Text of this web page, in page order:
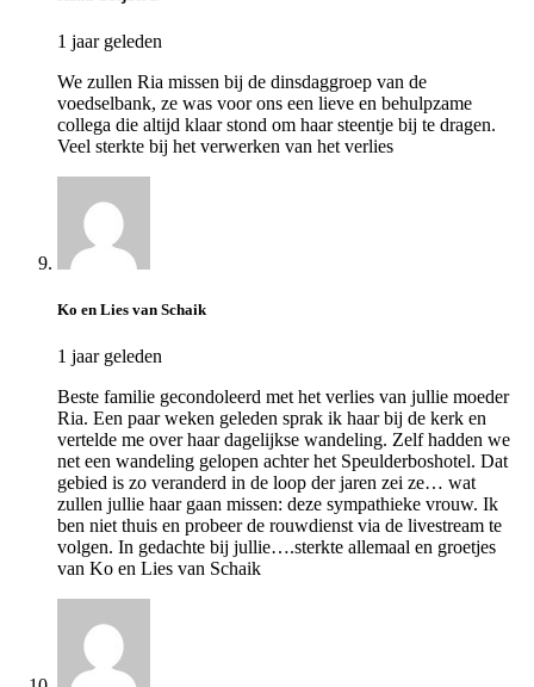
1 jaar geleden
We zullen Ria missen bij de dinsdaggroep van de
voedselbank, ze was voor ons een lieve en behulpzame
collega die altijd klaar stond om haar steentje bij te dragen.
Veel sterkte bij het verwerken van het verlies
Ko en Lies van Schaik
1 jaar geleden
Beste familie gecondoleerd met het verlies van jullie moeder
Ria. Een paar weken geleden sprak ik haar bij de kerk en
vertelde me over haar dagelijkse wandeling. Zelf hadden we
net een wandeling gelopen achter het Speulderboshotel. Dat
gebied is zo veranderd in de loop der jaren zei ze… wat
zullen jullie haar gaan missen: deze sympathieke vrouw. Ik
ben niet thuis en probeer de rouwdienst via de livestream te
volgen. In gedachte bij jullie….sterkte allemaal en groetjes
van Ko en Lies van Schaik